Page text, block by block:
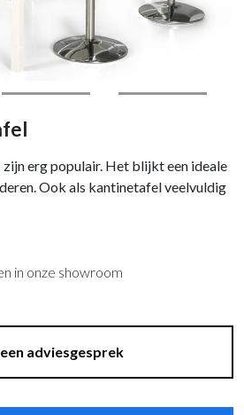
erg populair. Het blijkt een ideale
Ook als kantinetafel veelvuldig
in onze showroom
adviesgesprek